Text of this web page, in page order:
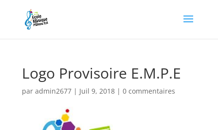
Logo Provisoire E.M.P.E
par admin2677| Juil 9, 2018| 0 commentaires